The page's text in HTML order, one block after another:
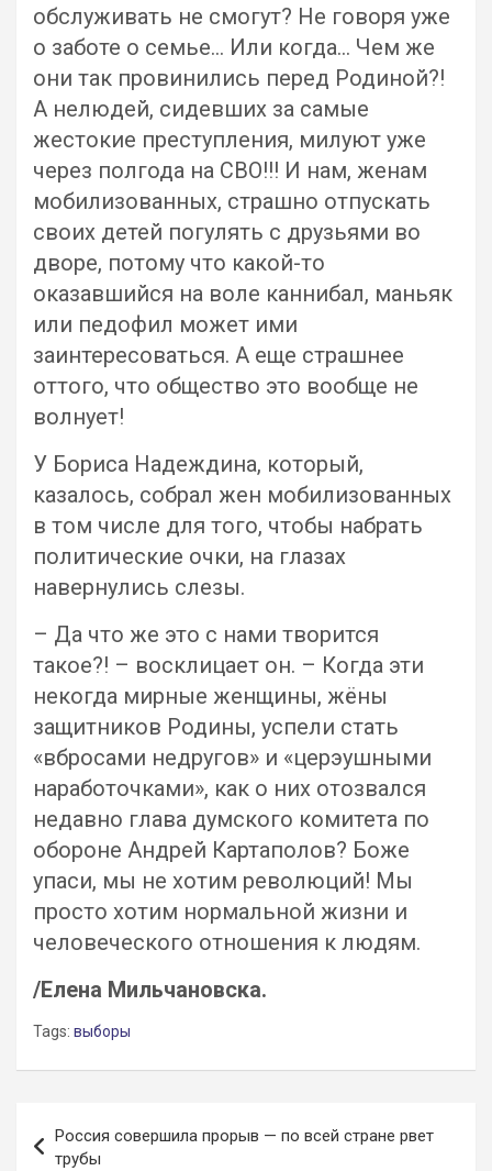
обслуживать не смогут? Не говоря уже
о заботе о семье… Или когда… Чем же
они так провинились перед Родиной?!
А нелюдей, сидевших за самые
жестокие преступления, милуют уже
через полгода на СВО!!! И нам, женам
мобилизованных, страшно отпускать
своих детей погулять с друзьями во
дворе, потому что какой-то
оказавшийся на воле каннибал, маньяк
или педофил может ими
заинтересоваться. А еще страшнее
оттого, что общество это вообще не
волнует!
У Бориса Надеждина, который,
казалось, собрал жен мобилизованных
в том числе для того, чтобы набрать
политические очки, на глазах
навернулись слезы.
– Да что же это с нами творится
такое?! – восклицает он. – Когда эти
некогда мирные женщины, жёны
защитников Родины, успели стать
«вбросами недругов» и «церэушными
наработочками», как о них отозвался
недавно глава думского комитета по
обороне Андрей Картаполов? Боже
упаси, мы не хотим революций! Мы
просто хотим нормальной жизни и
человеческого отношения к людям.
/Елена Мильчановска.
Tags: выборы
по
Россия совершила прорыв — по всей стране рвет
трубы